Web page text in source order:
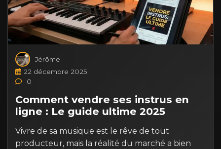
Jérôme
22 décembre 2025
0
Comment vendre ses instrus en
ligne : Le guide ultime 2025
Vivre de sa musique est le rêve de tout
producteur, mais la réalité du marché a bien